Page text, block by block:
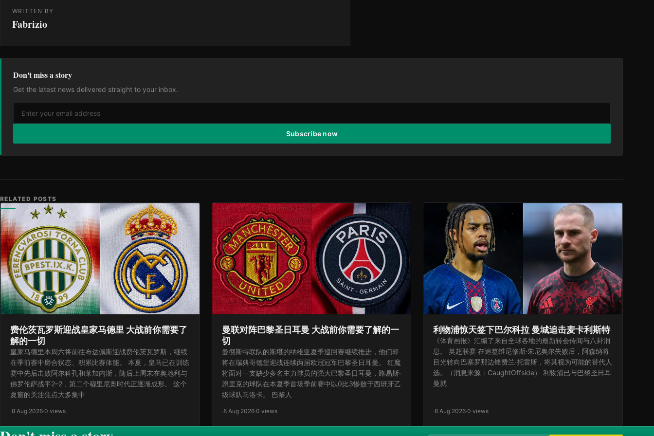
WRITTEN BY
Fabrizio
Don't miss a story
Get the latest news delivered straight to your inbox.
Subscribe now
RELATED POSTS
费伦茨瓦罗斯迎战皇家马德里 大战前你需要了
解的一切
皇家马德里本周六将前往布达佩斯迎战费伦茨瓦罗斯，继续
在季前赛中磨合状态、积累比赛体能。 本夏，皇马已在训练
赛中先后击败阿尔科孔和莱加内斯，随后上周末在奥地利与
佛罗伦萨战平2–2，第二个穆里尼奥时代正逐渐成形。 这个
夏窗的关注焦点大多集中
·8 Aug 2026·0 views
曼联对阵巴黎圣日耳曼 大战前你需要了解的一
切
曼彻斯特联队的斯堪的纳维亚夏季巡回赛继续推进，他们即
将在瑞典哥德堡迎战连续两届欧冠冠军巴黎圣日耳曼。 红魔
将面对一支缺少多名主力球员的强大巴黎圣日耳曼，路易斯·
恩里克的球队在本夏季首场季前赛中以0比3惨败于西班牙乙
级球队马洛卡。 巴黎人
·8 Aug 2026·0 views
利物浦惊天签下巴尔科拉 曼城追击麦卡利斯特
《体育画报》汇编了来自全球各地的最新转会传闻与八卦消
息。 英超联赛 在追签维尼修斯·朱尼奥尔失败后，阿森纳将
目光转向巴塞罗那边锋费兰·托雷斯，将其视为可能的替代人
选。（消息来源：CaughtOffside） 利物浦已与巴黎圣日耳
曼就
·8 Aug 2026·0 views